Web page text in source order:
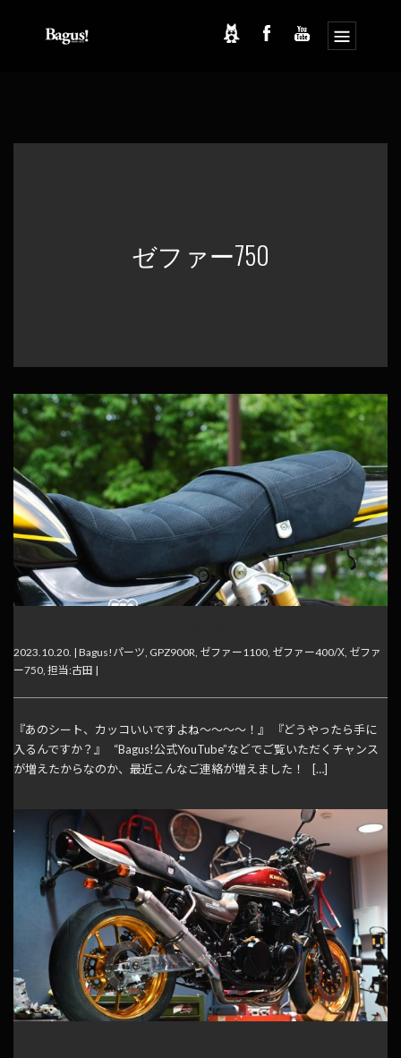
ゼファー750
2023.10.20. | Bagus!パーツ GPZ900R ゼファー1100 ゼファー400/Χ ゼファ
ー750 担当:古田 |
『あのシート、カッコいいですよね～～～～！』 『どうやったら手に
入るんですか？』 “Bagus!公式YouTube”などでご覧いただくチャンス
が増えたからなのか、最近こんなご連絡が増えました！ […]